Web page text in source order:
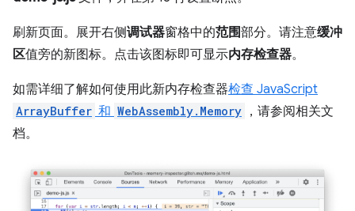
刷新页面。展开右侧调试器窗格中的范围部分。请注意缓冲
区值旁的新图标。点击该图标即可显示内存检查器。
如需详细了解如何使用此新内存检查器检查 JavaScript
ArrayBuffer 和 WebAssembly.Memory ，请参阅相关文
档。